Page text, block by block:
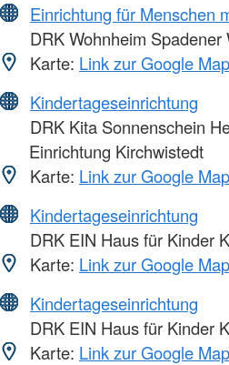
Einrichtung für Menschen
DRK Wohnheim Spadener
Karte: Link zur Google
Kindertageseinrichtung
DRK Kita Sonnenschein
Einrichtung Kirchwistedt
Karte: Link zur Google
Kindertageseinrichtung
DRK EIN Haus für Kinder
Karte: Link zur Google
Kindertageseinrichtung
DRK EIN Haus für Kinder
Karte: Link zur Google